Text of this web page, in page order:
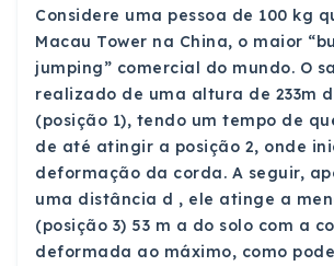
Considere uma pessoa de 100 kg
Macau Tower na China, o maior
jumping” comercial do mundo. O
realizado de uma altura de 233m
(posição 1), tendo um tempo de
de até atingir a posição 2, onde
deformação da corda. A seguir,
uma distância d , ele atinge a
(posição 3) 53 m a do solo com a
deformada ao máximo, como